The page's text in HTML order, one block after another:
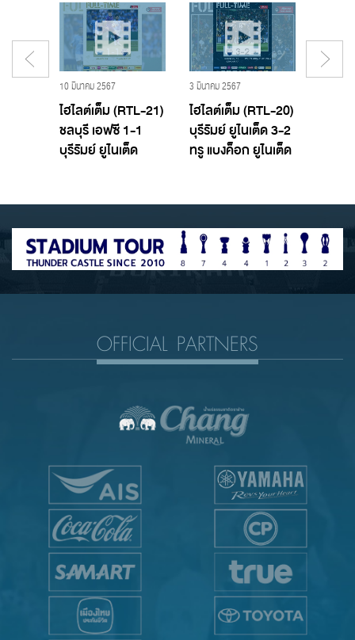
10 มีนาคม 2567
ไฮไลต์เต็ม (RTL-21)
ชลบุรี เอฟซี 1-1
บุรีรัมย์ ยูไนเต็ด
3 มีนาคม 2567
ไฮไลต์เต็ม (RTL-20)
บุรีรัมย์ ยูไนเต็ด 3-2
ทรู แบงค็อก ยูไนเต็ด
OFFICIAL PARTNERS